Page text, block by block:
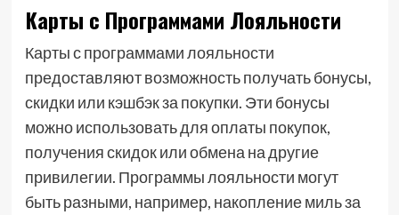
Карты с Программами Лояльности
Карты с программами лояльности
предоставляют возможность получать бонусы,
скидки или кэшбэк за покупки. Эти бонусы
можно использовать для оплаты покупок,
получения скидок или обмена на другие
привилегии. Программы лояльности могут
быть разными, например, накопление миль за